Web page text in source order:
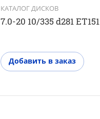
КАТАЛОГ ДИСКОВ
7.0-20 10/335 d281 ET151
Добавить в заказ